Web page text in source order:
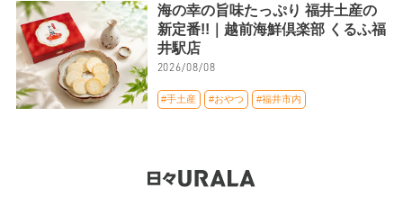
海の幸の旨味たっぷり 福井土産の
新定番!!｜越前海鮮倶楽部 くるふ福
井駅店
2026/08/08
#手土産 #おやつ #福井市内